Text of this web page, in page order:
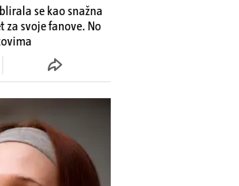
se kao snažna
svoje fanove. No